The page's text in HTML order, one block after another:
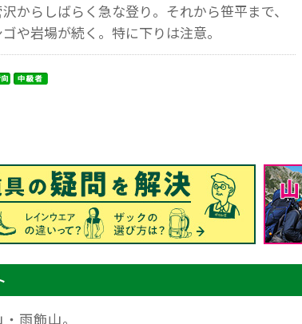
からしばらく急な登り。それから笹平まで、
や岩場が続く。特に下りは注意。
雨飾山。